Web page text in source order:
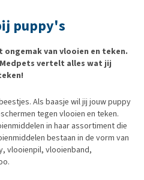
puppy's
van vlooien en teken.
vertelt alles wat jij
Als baasje wil jij jouw puppy
tegen vlooien en teken.
in haar assortiment die
bestaan in de vorm van
vlooienpil, vlooienband,